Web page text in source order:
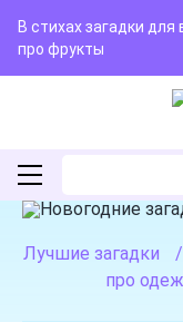
В стихах загадки для
про фрукты
Лучшие загадки /
про